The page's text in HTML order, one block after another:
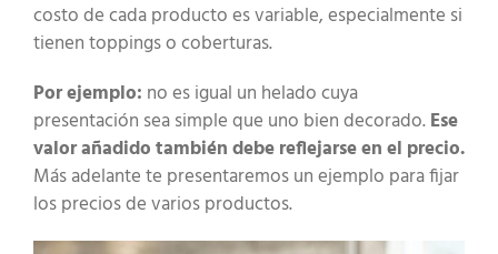
costo de cada producto es variable, especialmente si
tienen toppings o coberturas.
Por ejemplo: no es igual un helado cuya
presentación sea simple que uno bien decorado.Ese
valor añadido también debe reflejarse en el precio.
Más adelante te presentaremos un ejemplo para fijar
los precios de varios productos.